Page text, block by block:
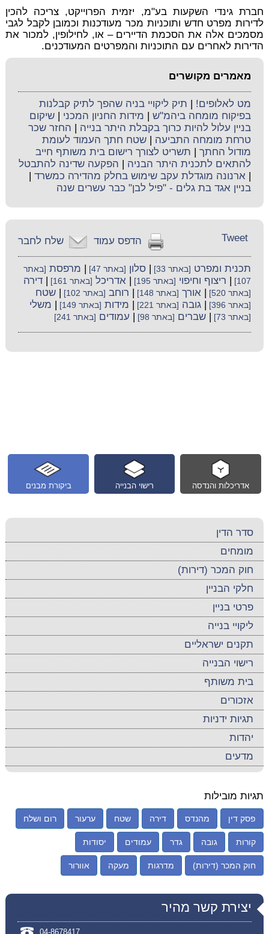
חברת גינדי השקעות בע"מ, יזמית הפרוייקט, צריכה להכין
לדירות מפרט חדש ותוכניות מכר מעודכנות וכמובן לקבל לגבי
מסמכים אלה את הסכמת הדיירים – או, לחילופין, למכור את
הדירות לאחרים עם התוכניות והמפרטים המעודכנים.
מאמרים מקושרים
מט לאלופים!
תיק ליקויי בניה שהפך לתיק קבלנות
בפיקוח מומחה ביהמ"ש
מידות החניון המכני |שיקום
בניין עלול להיות כרוך בקבלת היתר בנייה
החזר שכר
טרחת מומחה התביעה |שטח חתך העמוד לעומת
מודול החתך
תשריט לצורך רישום בית משותף חייב
להתאים לתכנית היתר הבניה
הפקעה שדינה להתבטל
|ארנונה מוגדלת עקב שימוש בחלק מהדירה כמשרד
בניין אגד בת גלים - "פיל לבן" כבר עשרים שנה
שלח לחבר הדפס עמוד Tweet
תכנית ומפרט [באתר 33] |סלון [באתר 47] מרפסת [באתר
107]
ריצוף וחיפוי [באתר 195] |אדריכל [באתר 161] |דירה
[באתר 520] |אורך [באתר 148] רוחב [באתר 102] |שטח
[באתר 396] |גובה [באתר 221] מידות [באתר 149] משלי
[באתר 73] |שברים [באתר 98] עמודים [באתר 241]
ביקורת מבנים רישוי הבנייה אדריכלות והנדסה
סדר הדין
מומחים
חוק המכר (דירות)
חלקי הבניין
פרטי בניין
ליקויי בנייה
תקנים ישראליים
רישוי הבנייה
בית משותף
אזכורים
תגיות ידניות
יהדות
מדעים
תגיות מובילות
פסק דין מהנדס דירה שטח ערעור רום ושלח
קורות גובה גדר עמודים יסודות
חוק המכר (דירות) מדרגות מעקה אוורור
יצירת קשר מהיר
04-8678417